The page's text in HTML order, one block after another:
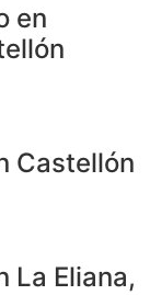
en
Castellón
La Eliana,